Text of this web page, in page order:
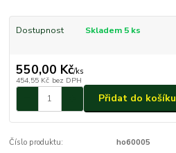
Dostupnost Skladem 5 ks
550,00 Kč/ks
454,55 Kč bez DPH
Přidat do košíku
Číslo produktu: ho60005